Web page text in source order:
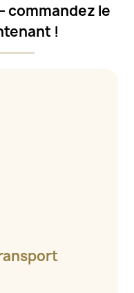
commandez le
!